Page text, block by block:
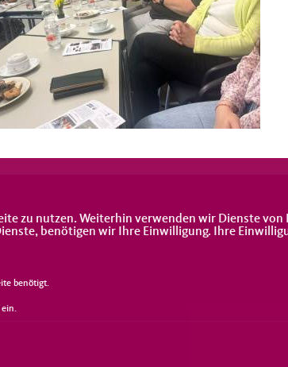
zu nutzen. Weiterhin verwenden wir Dienste
benötigen wir Ihre Einwilligung. Ihre
benötigt.
ein.